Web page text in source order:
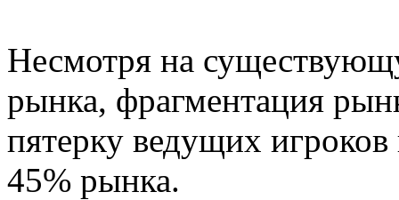
Несмотря на
рынка, фрагментация
пятерку ведущих
45% рынка.